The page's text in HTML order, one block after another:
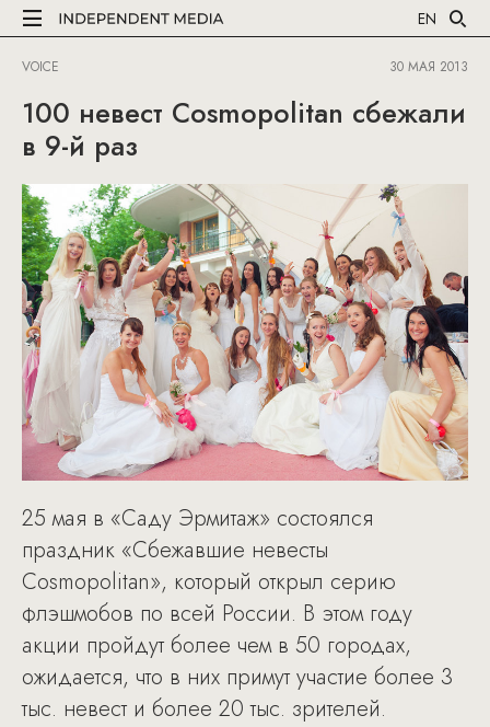
EN
VOICE 30 МАЯ 2013
100 невест Cosmopolitan сбежали
в 9-й раз
25 мая в «Саду Эрмитаж» состоялся
праздник «Сбежавшие невесты
Cosmopolitan», который открыл серию
флэшмобов по всей России. В этом году
акции пройдут более чем в 50 городах,
ожидается, что в них примут участие более 3
тыс. невест и более 20 тыс. зрителей.